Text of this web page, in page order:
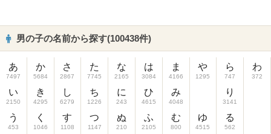
男の子の名前から探す(100438件)
あ
7497
い
2150
う
453
か
5684
き
4295
く
1046
さ
2867
し
6279
す
1108
た
7745
ち
1226
つ
1147
な
2165
に
243
ぬ
210
は
3084
ひ
4615
ふ
2105
ま
4166
み
4048
む
800
や
1295
ゆ
4515
ら
747
り
3141
る
562
わ
372